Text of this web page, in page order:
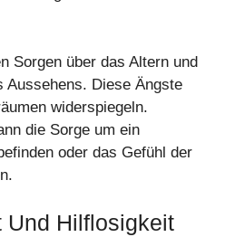
Sorgen über das Altern und
Aussehens. Diese Ängste
widerspiegeln.
die Sorge um ein
oder das Gefühl der
Und Hilflosigkeit